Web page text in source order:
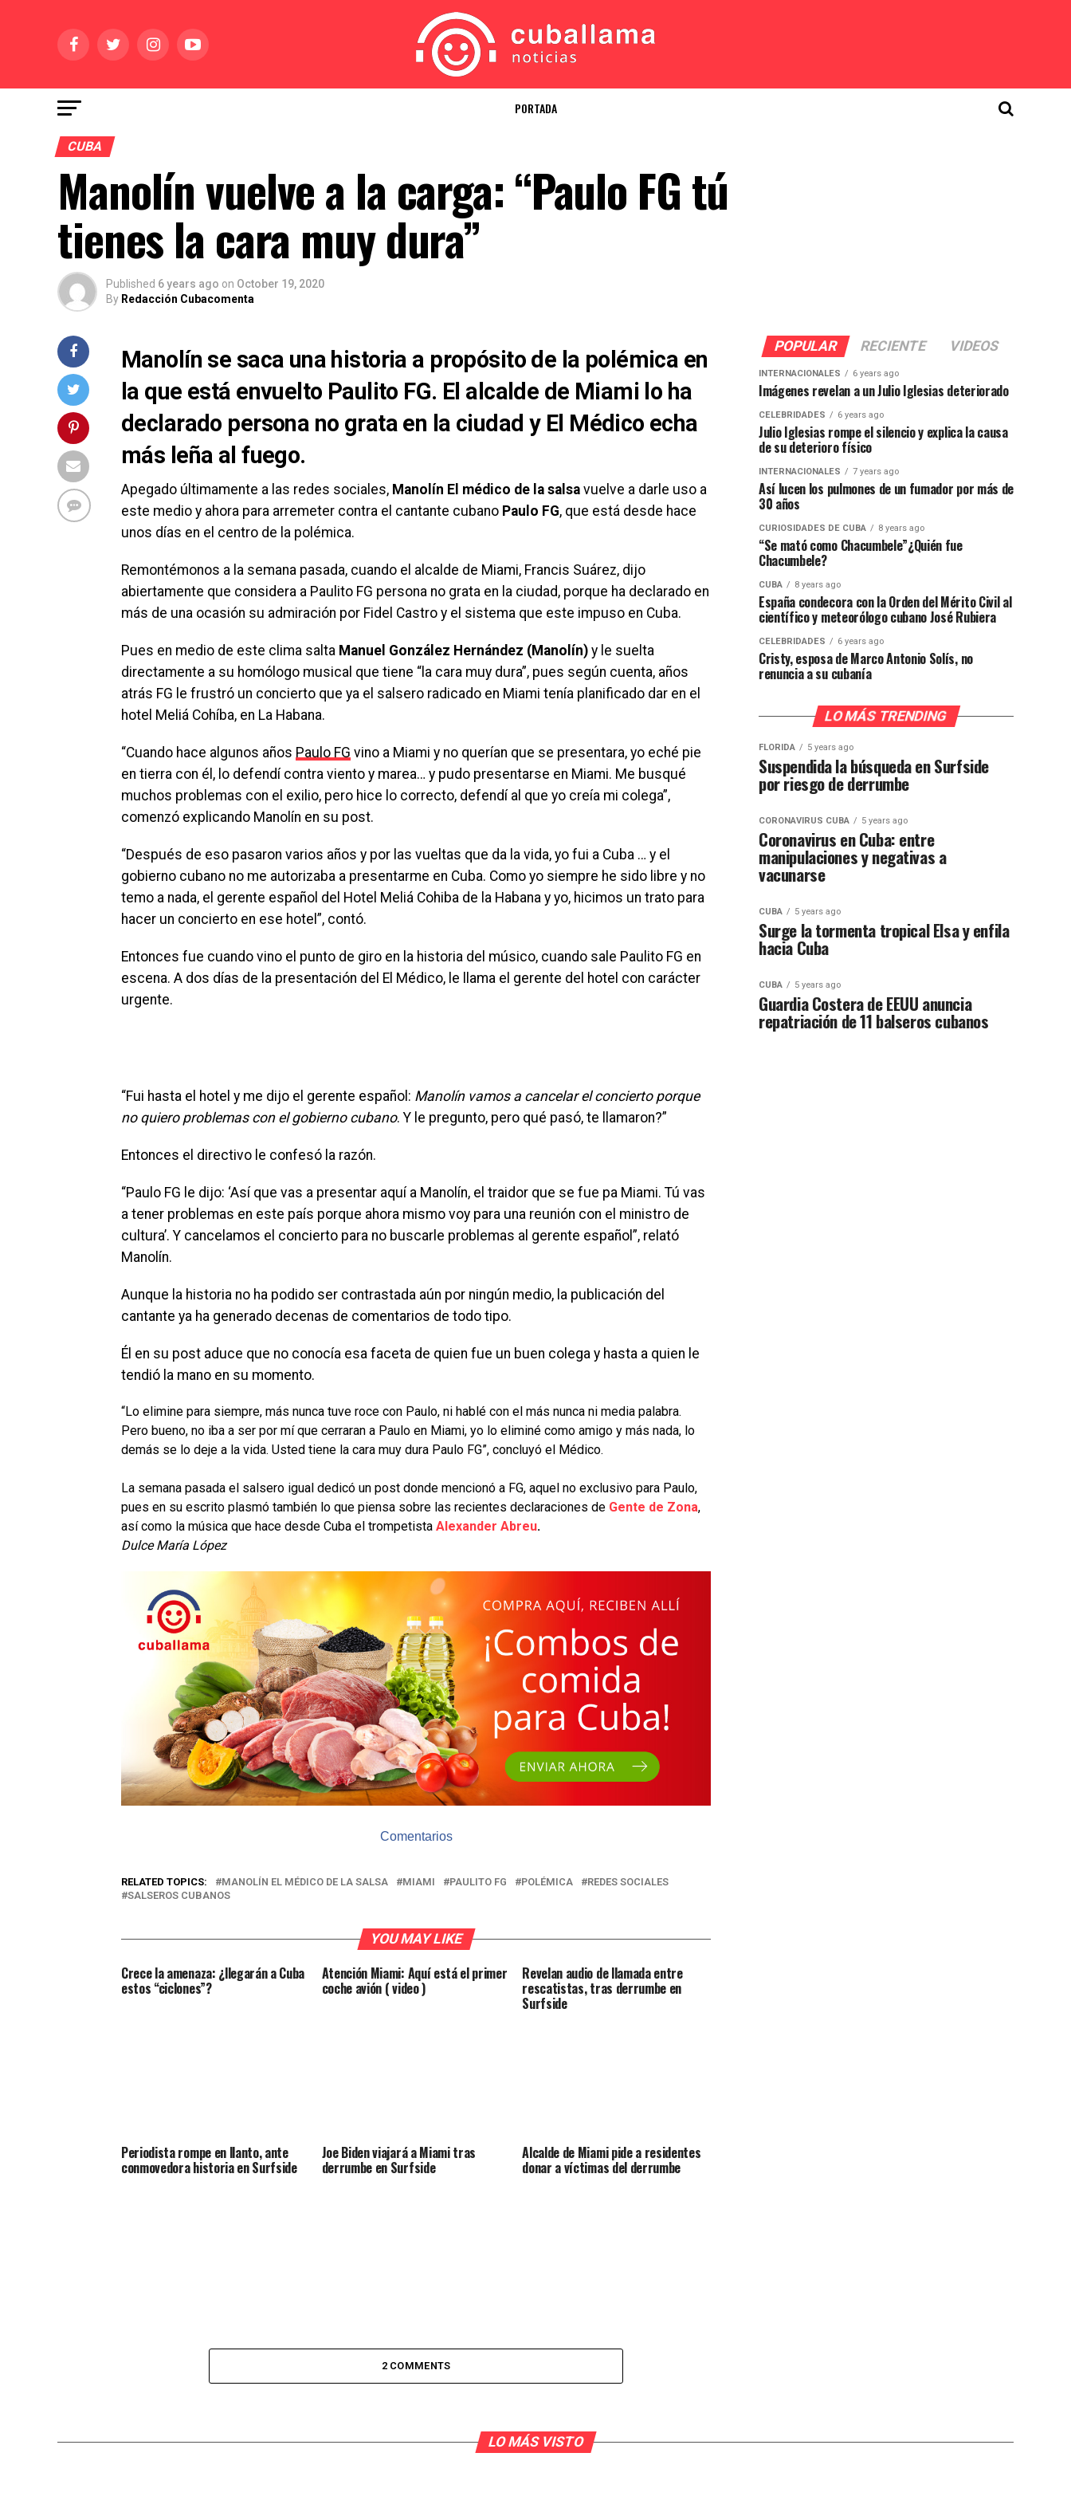
PORTADA
CUBA
Manolín vuelve a la carga: “Paulo FG tú
tienes la cara muy dura”
Published 6 years ago on October 19, 2020
By Redacción Cubacomenta
Manolín se saca una historia a propósito de la polémica en
la que está envuelto Paulito FG. El alcalde de Miami lo ha
declarado persona no grata en la ciudad y El Médico echa
más leña al fuego.
Apegado últimamente a las redes sociales, Manolín El médico de la salsa vuelve a darle uso a
este medio y ahora para arremeter contra el cantante cubano Paulo FG, que está desde hace
unos días en el centro de la polémica.
Remontémonos a la semana pasada, cuando el alcalde de Miami, Francis Suárez, dijo
abiertamente que considera a Paulito FG persona no grata en la ciudad, porque ha declarado en
más de una ocasión su admiración por Fidel Castro y el sistema que este impuso en Cuba.
Pues en medio de este clima salta Manuel González Hernández (Manolín) y le suelta
directamente a su homólogo musical que tiene “la cara muy dura”, pues según cuenta, años
atrás FG le frustró un concierto que ya el salsero radicado en Miami tenía planificado dar en el
hotel Meliá Cohíba, en La Habana.
“Cuando hace algunos años Paulo FG vino a Miami y no querían que se presentara, yo eché pie
en tierra con él, lo defendí contra viento y marea… y pudo presentarse en Miami. Me busqué
muchos problemas con el exilio, pero hice lo correcto, defendí al que yo creía mi colega”,
comenzó explicando Manolín en su post.
“Después de eso pasaron varios años y por las vueltas que da la vida, yo fui a Cuba … y el
gobierno cubano no me autorizaba a presentarme en Cuba. Como yo siempre he sido libre y no
temo a nada, el gerente español del Hotel Meliá Cohiba de la Habana y yo, hicimos un trato para
hacer un concierto en ese hotel”, contó.
Entonces fue cuando vino el punto de giro en la historia del músico, cuando sale Paulito FG en
escena. A dos días de la presentación del El Médico, le llama el gerente del hotel con carácter
urgente.
“Fui hasta el hotel y me dijo el gerente español: Manolín vamos a cancelar el concierto porque
no quiero problemas con el gobierno cubano. Y le pregunto, pero qué pasó, te llamaron?”
Entonces el directivo le confesó la razón.
“Paulo FG le dijo: ‘Así que vas a presentar aquí a Manolín, el traidor que se fue pa Miami. Tú vas
a tener problemas en este país porque ahora mismo voy para una reunión con el ministro de
cultura’.Y cancelamos el concierto para no buscarle problemas al gerente español ”, relató
Manolín.
Aunque la historia no ha podido ser contrastada aún por ningún medio, la publicación del
cantante ya ha generado decenas de comentarios de todo tipo.
Él en su post aduce que no conocía esa faceta de quien fue un buen colega y hasta a quien le
tendió la mano en su momento.
“Lo elimine para siempre, más nunca tuve roce con Paulo, ni hablé con el más nunca ni media palabra.
Pero bueno, no iba a ser por mí que cerraran a Paulo en Miami, yo lo eliminé como amigo y más nada, lo
demás se lo deje a la vida. Usted tiene la cara muy dura Paulo FG”, concluyó el Médico.
La semana pasada el salsero igual dedicó un post donde mencionó a FG, aquel no exclusivo para Paulo,
pues en su escrito plasmó también lo que piensa sobre las recientes declaraciones de Gente de Zona,
así como la música que hace desde Cuba el trompetista Alexander Abreu.
Dulce María López
Comentarios
RELATED TOPICS: MANOLÍN EL MÉDICO DE LA SALSA MIAMI PAULITO FG POLÉMICA
REDES SOCIALES
SALSEROS CUBANOS
YOU MAY LIKE
Crece la amenaza: ¿llegarán a Cuba
estos “ciclones”?
Atención Miami: Aquí está el primer
coche avión ( video )
Revelan audio de llamada entre
rescatistas, tras derrumbe en
Surfside
Periodista rompe en llanto, ante
conmovedora historia en Surfside
Joe Biden viajará a Miami tras
derrumbe en Surfside
Alcalde de Miami pide a residentes
donar a víctimas del derrumbe
2 COMMENTS
POPULAR RECIENTE VIDEOS
INTERNACIONALES 6 years ago
Imágenes revelan a un Julio Iglesias deteriorado
CELEBRIDADES 6 years ago
Julio Iglesias rompe el silencio y explica la causa
de su deterioro físico
INTERNACIONALES 7 years ago
Así lucen los pulmones de un fumador por más de
30 años
CURIOSIDADES DE CUBA 8 years ago
“Se mató como Chacumbele”¿Quién fue
Chacumbele?
CUBA 8 years ago
España condecora con la Orden del Mérito Civil al
científico y meteorólogo cubano José Rubiera
CELEBRIDADES 6 years ago
Cristy, esposa de Marco Antonio Solís, no
renuncia a su cubanía
LO MÁS TRENDING
FLORIDA 5 years ago
Suspendida la búsqueda en Surfside
por riesgo de derrumbe
CORONAVIRUS CUBA 5 years ago
Coronavirus en Cuba: entre
manipulaciones y negativas a
vacunarse
CUBA 5 years ago
Surge la tormenta tropical Elsa y enfila
hacia Cuba
CUBA 5 years ago
Guardia Costera de EEUU anuncia
repatriación de 11 balseros cubanos
LO MÁS VISTO